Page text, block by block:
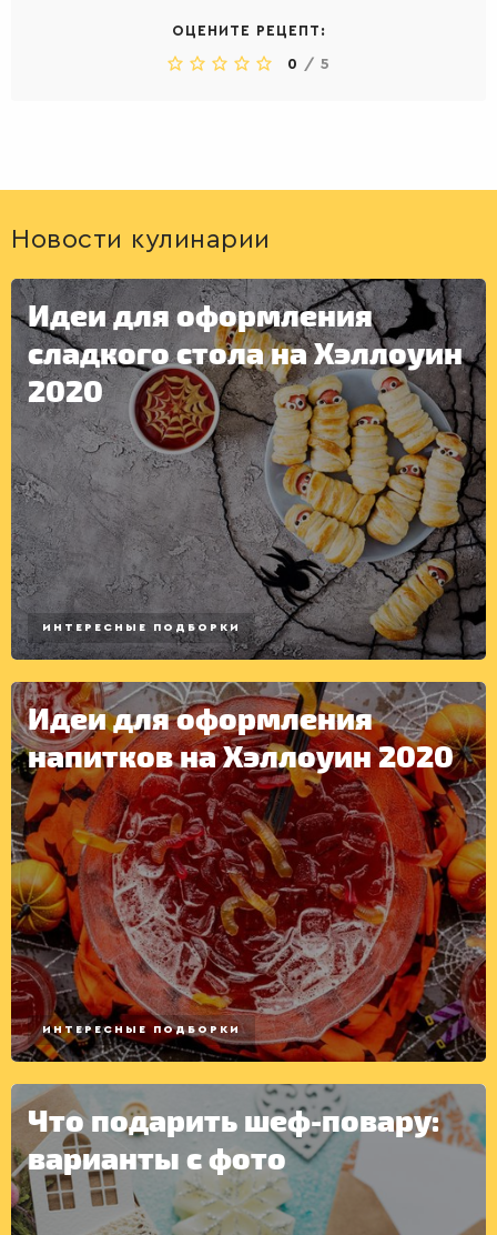
ДЕСЕРТЫ
ОЦЕНИТЕ РЕЦЕПТ:
0 / 5
Новости кулинарии
Идеи для оформления
сладкого стола на Хэллоуин
2020
ИНТЕРЕСНЫЕ ПОДБОРКИ
Идеи для оформления
напитков на Хэллоуин 2020
ИНТЕРЕСНЫЕ ПОДБОРКИ
Что подарить шеф-повару:
варианты с фото